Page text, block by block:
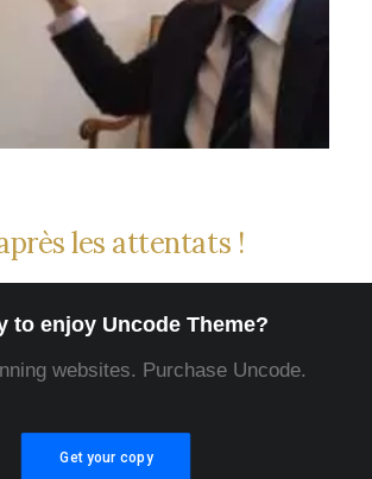
les attentats !
to enjoy Uncode Theme?
websites. Purchase Uncode.
Get your copy